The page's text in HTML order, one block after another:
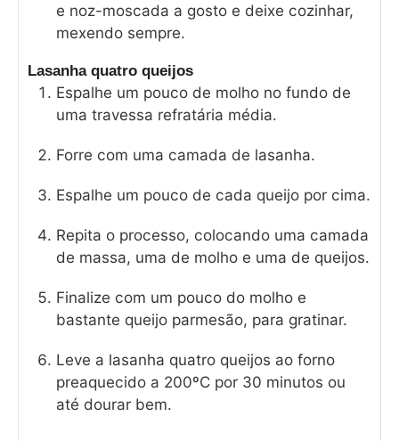
e noz-moscada a gosto e deixe cozinhar,
mexendo sempre.
Lasanha quatro queijos
Espalhe um pouco de molho no fundo de
uma travessa refratária média.
Forre com uma camada de lasanha.
Espalhe um pouco de cada queijo por cima.
Repita o processo, colocando uma camada
de massa, uma de molho e uma de queijos.
Finalize com um pouco do molho e
bastante queijo parmesão, para gratinar.
Leve a lasanha quatro queijos ao forno
preaquecido a 200ºC por 30 minutos ou
até dourar bem.